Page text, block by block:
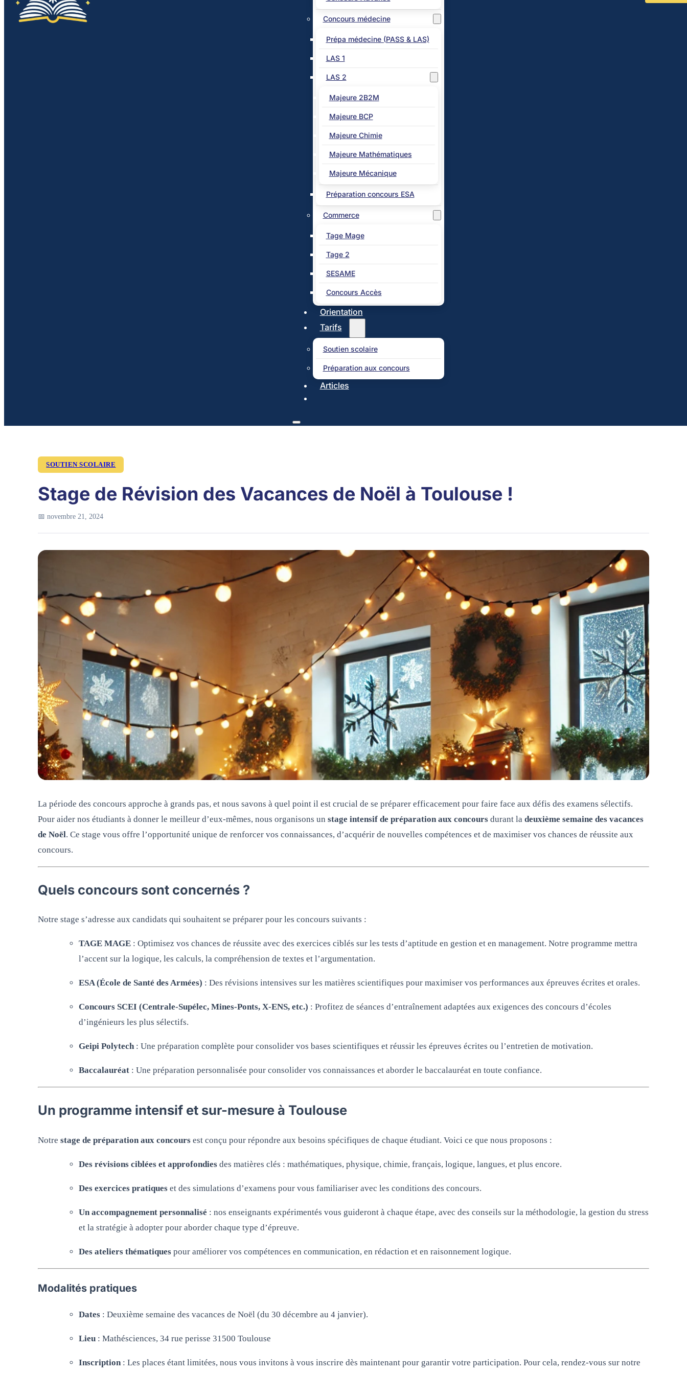
Concours médecine
Prépa médecine (PASS & LAS)
LAS 1
LAS 2
Majeure 2B2M
Majeure BCP
Majeure Chimie
Majeure Mathématiques
Majeure Mécanique
Préparation concours ESA
Commerce
Tage Mage
Tage 2
SESAME
Concours Accès
Orientation
Tarifs
Soutien scolaire
Préparation aux concours
Articles
SOUTIEN SCOLAIRE
Stage de Révision des Vacances de Noël à Toulouse !
📅 novembre 21, 2024
La période des concours approche à grands pas, et nous savons à quel point il est crucial de se préparer efficacement pour faire face aux défis des examens sélectifs.
Pour aider nos étudiants à donner le meilleur d’eux-mêmes, nous organisons unstage intensif de préparation aux concours durant ladeuxième semaine des vacances
de Noël. Ce stage vous offre l’opportunité unique de renforcer vos connaissances, d’acquérir de nouvelles compétences et de maximiser vos chances de réussite aux
concours.
Quels concours sont concernés ?
Notre stage s’adresse aux candidats qui souhaitent se préparer pour les concours suivants :
TAGE MAGE : Optimisez vos chances de réussite avec des exercices ciblés sur les tests d’aptitude en gestion et en management. Notre programme mettra
l’accent sur la logique, les calculs, la compréhension de textes et l’argumentation.
ESA (École de Santé des Armées) : Des révisions intensives sur les matières scientifiques pour maximiser vos performances aux épreuves écrites et orales.
Concours SCEI (Centrale-Supélec, Mines-Ponts, X-ENS, etc.) : Profitez de séances d’entraînement adaptées aux exigences des concours d’écoles
d’ingénieurs les plus sélectifs.
Geipi Polytech: Une préparation complète pour consolider vos bases scientifiques et réussir les épreuves écrites ou l’entretien de motivation.
Baccalauréat : Une préparation personnalisée pour consolider vos connaissances et aborder le baccalauréat en toute confiance.
Un programme intensif et sur-mesure à Toulouse
Notrestage de préparation aux concours est conçu pour répondre aux besoins spécifiques de chaque étudiant. Voici ce que nous proposons :
Des révisions ciblées et approfondies des matières clés : mathématiques, physique, chimie, français, logique, langues, et plus encore.
Des exercices pratiques et des simulations d’examens pour vous familiariser avec les conditions des concours.
Un accompagnement personnalisé : nos enseignants expérimentés vous guideront à chaque étape, avec des conseils sur la méthodologie, la gestion du stress
et la stratégie à adopter pour aborder chaque type d’épreuve.
Des ateliers thématiques pour améliorer vos compétences en communication, en rédaction et en raisonnement logique.
Modalités pratiques
Dates : Deuxième semaine des vacances de Noël (du 30 décembre au 4 janvier).
Lieu : Mathésciences, 34 rue perisse 31500 Toulouse
Inscription: Les places étant limitées, nous vous invitons à vous inscrire dès maintenant pour garantir votre participation. Pour cela, rendez-vous sur notre